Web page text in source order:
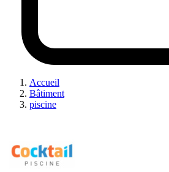
Accueil
Bâtiment
piscine